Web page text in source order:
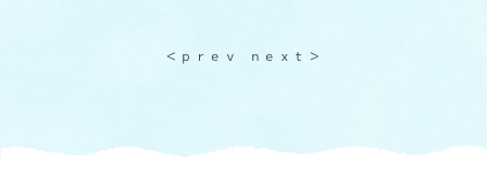
＜ｐｒｅｖ ｎｅｘｔ＞